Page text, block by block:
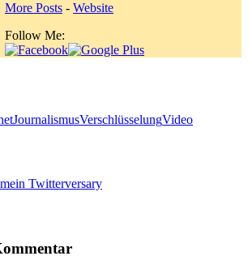
More Posts - Website
Follow Me:
JournalismusVerschlüsselungVideo
Twitterversary